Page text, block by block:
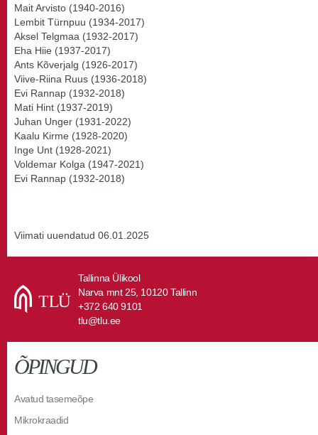
Mait Arvisto (1940-2016)
Lembit Türnpuu (1934-2017)
Aksel Telgmaa (1932-2017)
Eha Hiie (1937-2017)
Ants Kõverjalg (1926-2017)
Viive-Riina Ruus (1936-2018)
Evi Rannap (1932-2018)
Mati Hint (1937-2019)
Juhan Unger (1931-2022)
Kaalu Kirme (1928-2020)
Inge Unt (1928-2021)
Voldemar Kolga (1947-2021)
Evi Rannap (1932-2018)
Viimati uuendatud 06.01.2025
Tallinna Ülikool
Narva mnt 25, 10120 Tallinn
+372 640 9101
tlu@tlu.ee
ÕPINGUD
Avatud tasemeõpe
Mikrokraadid